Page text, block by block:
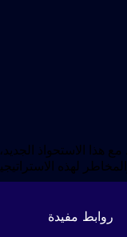
لهذه
روابط مفيدة